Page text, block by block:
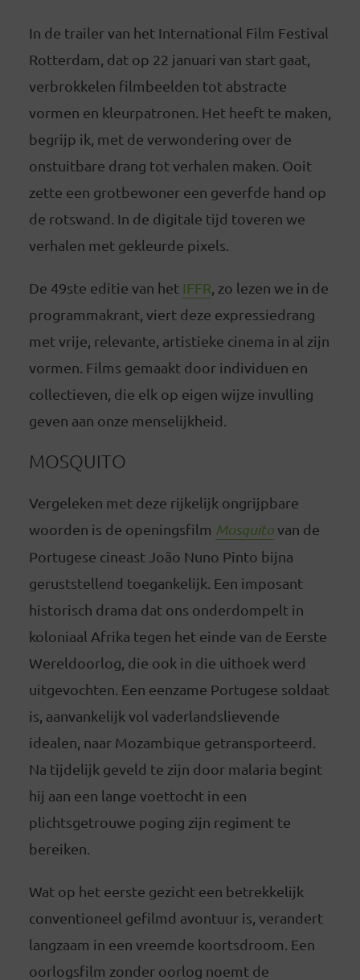
In de trailer van het International Film Festival
Rotterdam, dat op 22 januari van start gaat,
verbrokkelen filmbeelden tot abstracte
vormen en kleurpatronen. Het heeft te maken,
begrijp ik, met de verwondering over de
onstuitbare drang tot verhalen maken. Ooit
zette een grotbewoner een geverfde hand op
de rotswand. In de digitale tijd toveren we
verhalen met gekleurde pixels.
De 49ste editie van het IFFR , zo lezen we in de
programmakrant, viert deze expressiedrang
met vrije, relevante, artistieke cinema in al zijn
vormen. Films gemaakt door individuen en
collectieven, die elk op eigen wijze invulling
geven aan onze menselijkheid.
MOSQUITO
Vergeleken met deze rijkelijk ongrijpbare
woorden is de openingsfilm Mosquitovan de
Portugese cineast João Nuno Pinto bijna
geruststellend toegankelijk. Een imposant
historisch drama dat ons onderdompelt in
koloniaal Afrika tegen het einde van de Eerste
Wereldoorlog, die ook in die uithoek werd
uitgevochten. Een eenzame Portugese soldaat
is, aanvankelijk vol vaderlandslievende
idealen, naar Mozambique getransporteerd.
Na tijdelijk geveld te zijn door malaria begint
hij aan een lange voettocht in een
plichtsgetrouwe poging zijn regiment te
bereiken.
Wat op het eerste gezicht een betrekkelijk
conventioneel gefilmd avontuur is, verandert
langzaam in een vreemde koortsdroom. Een
oorlogsfilm zonder oorlog noemt de